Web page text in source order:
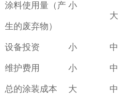
涂料使用量（产
生的废弃物）
小
大
设备投资 小 中
维护费用 小 中
总的涂装成本 大 中